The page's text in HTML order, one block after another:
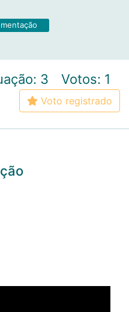
3 Votos: 1
Voto registrado